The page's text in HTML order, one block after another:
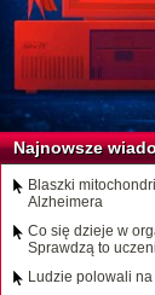
Najnowsze
Blaszki
Alzheimera
Co się dzieje w
Sprawdzą to
Ludzie polowali